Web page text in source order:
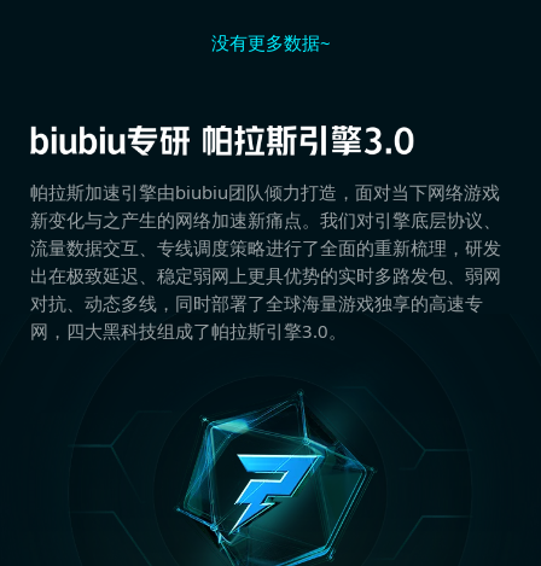
没有更多数据~
帕拉斯加速引擎由biubiu团队倾力打造，面对当下网络游戏
新变化与之产生的网络加速新痛点。我们对引擎底层协议、
流量数据交互、专线调度策略进行了全面的重新梳理，研发
出在极致延迟、稳定弱网上更具优势的实时多路发包、弱网
对抗、动态多线，同时部署了全球海量游戏独享的高速专
网，四大黑科技组成了帕拉斯引擎3.0。